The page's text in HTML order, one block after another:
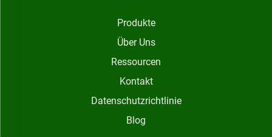
Produkte
Über Uns
Ressourcen
Kontakt
Datenschutzrichtlinie
Blog